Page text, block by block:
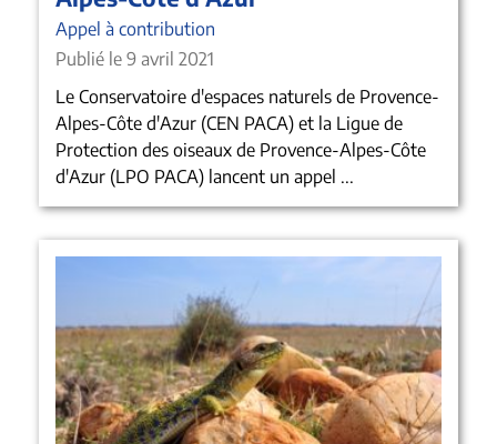
Appel à contribution
Publié le 9 avril 2021
Le Conservatoire d'espaces naturels de Provence-
Alpes-Côte d'Azur (CEN PACA) et la Ligue de
Protection des oiseaux de Provence-Alpes-Côte
d'Azur (LPO PACA) lancent un appel ...